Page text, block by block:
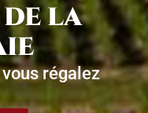
LA
régalez